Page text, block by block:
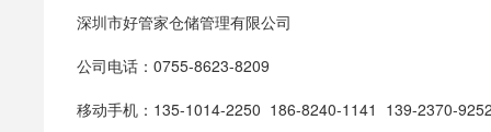
深圳市好管家仓储管理有限公司
公司电话：0755-8623-8209
移动手机：135-1014-2250 186-8240-1141 139-2370-